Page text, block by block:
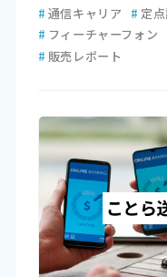
# 通信キャリア # 定
# フィーチャーフォン
# 販売レポート